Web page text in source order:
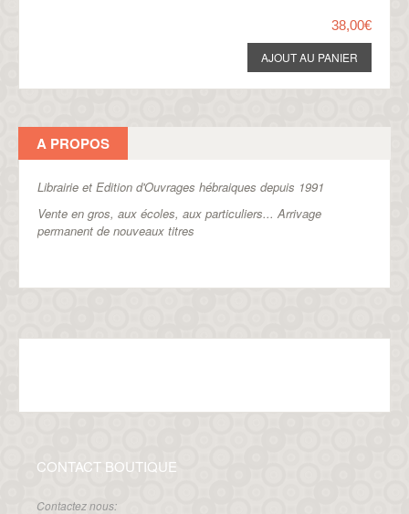
38,00€
A PROPOS
Librairie et Edition d'Ouvrages hébraiques depuis 1991
Vente en gros, aux écoles, aux particuliers...Arrivage
permanent de nouveaux titres
CONTACT BOUTIQUE
Contactez nous: